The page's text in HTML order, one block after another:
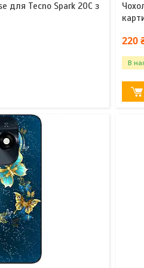
для Tecno Spark 20C з
220
В